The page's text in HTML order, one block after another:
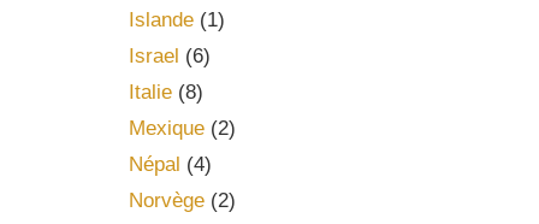
Islande(1)
Israel (6)
Italie(8)
Mexique(2)
Népal (4)
Norvège(2)